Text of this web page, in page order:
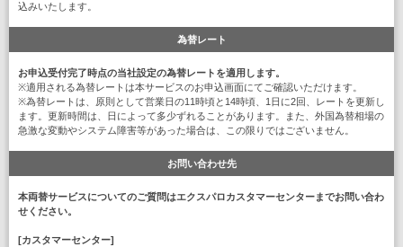
込みいたします。
為替レート
お申込受付完了時点の当社設定の為替レートを適用します。
※適用される為替レートは本サービスのお申込画面にてご確認いただけます。
※為替レートは、原則として営業日の11時頃と14時頃、1日に2回、レートを更新し
ます。更新時間は、日によって多少ずれることがあります。また、外国為替相場の
急激な変動やシステム障害等があった場合は、この限りではございません。
お問い合わせ先
本両替サービスについてのご質問はエクスパロカスタマーセンターまでお問い合わ
せください。
[カスタマーセンター]